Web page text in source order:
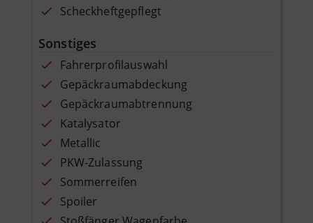
Scheckheftgepflegt
Sonstiges
Fahrerprofilauswahl
Gepäckraumabdeckung
Gepäckraumabtrennung
Katalysator
Metallic
PKW-Zulassung
Sommerreifen
Spoiler